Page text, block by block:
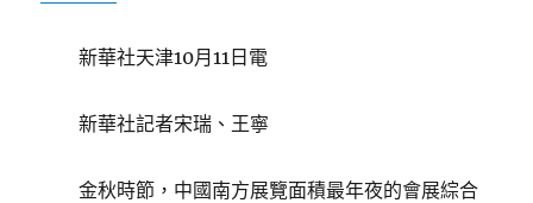
新華社天津10月11日電
新華社記者宋瑞、王寧
金秋時節，中國南方展覽面積最年夜的會展綜合